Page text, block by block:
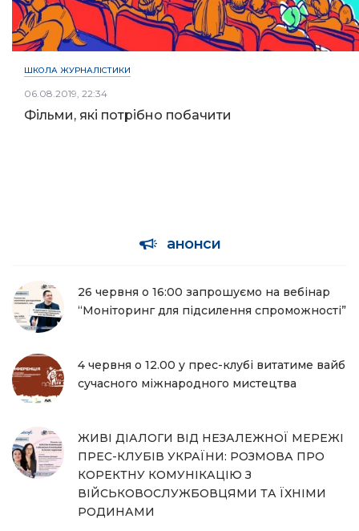
ШКОЛА ЖУРНАЛІСТИКИ
06.08.2019, 22:34
Фільми, які потрібно побачити
анонси
26 червня о 16:00 запрошуємо на вебінар
“Моніторинг для підсилення спроможності”
4 червня о 12.00 у прес-клубі витатиме вайб
сучасного міжнародного мистецтва
ЖИВІ ДІАЛОГИ ВІД НЕЗАЛЕЖНОЇ МЕРЕЖІ
ПРЕС-КЛУБІВ УКРАЇНИ: РОЗМОВА ПРО
КОРЕКТНУ КОМУНІКАЦІЮ З
ВІЙСЬКОВОСЛУЖБОВЦЯМИ ТА ЇХНІМИ
РОДИНАМИ